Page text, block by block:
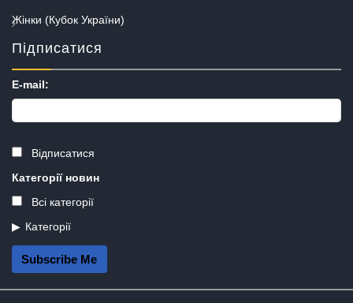
Жінки (Кубок України)
Підписатися
E-mail:
Відписатися
Категорії новин
Всі категорії
Категорії
Subscribe Me